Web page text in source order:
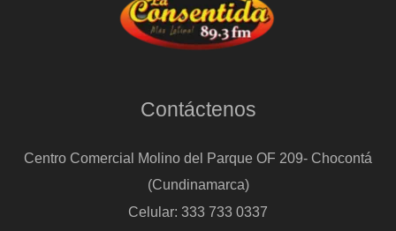
Contáctenos
Centro Comercial Molino del Parque OF 209- Chocontá
(Cundinamarca)
Celular: 333 733 0337